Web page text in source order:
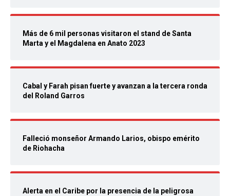
Más de 6 mil personas visitaron el stand de Santa
Marta y el Magdalena en Anato 2023
Cabal y Farah pisan fuerte y avanzan a la tercera ronda
del Roland Garros
Falleció monseñor Armando Larios, obispo emérito
de Riohacha
Alerta en el Caribe por la presencia de la peligrosa